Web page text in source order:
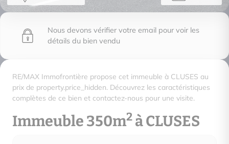
Nous devons vérifier votre email pour voir les
détails du bien vendu
RE/MAX Immofrontière propose cet immeuble à CLUSES au
prix de property.price_hidden. Découvrez les caractéristiques
complètes de ce bien et contactez-nous pour une visite.
Immeuble 350m2 à CLUSES